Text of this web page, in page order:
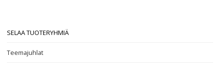
SELAA TUOTERYHMIÄ
Teemajuhlat